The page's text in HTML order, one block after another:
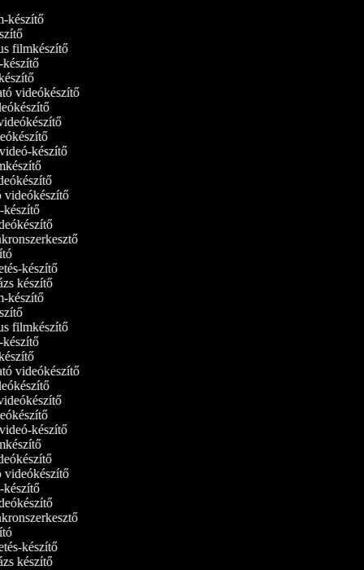
készítő
filmkészítő
videókészítő
készítő
videókészítő
készítő
készítő
készítő
készítő
filmkészítő
videókészítő
készítő
videókészítő
készítő
készítő
készítő